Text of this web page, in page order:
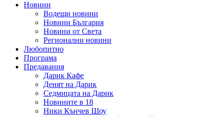
Новини
Водещи новини
Новини България
Новини от Света
Регионални новини
Любопитно
Програма
Предавания
Дарик Кафе
Денят на Дарик
Седмицата на Дарик
Новините в 18
Ники Кънчев Шоу